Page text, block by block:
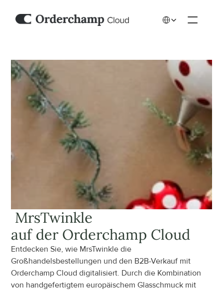
MrsTwinkle
auf der Orderchamp Cloud
Entdecken Sie, wie MrsTwinkle die
Großhandelsbestellungen und den B2B-Verkauf mit
Orderchamp Cloud digitalisiert. Durch die Kombination
von handgefertigtem europäischem Glasschmuck mit